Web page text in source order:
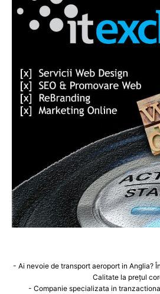
- Ai nevoie de transport aeroport in Anglia?
Calitate la prețul
- Companie specializata in